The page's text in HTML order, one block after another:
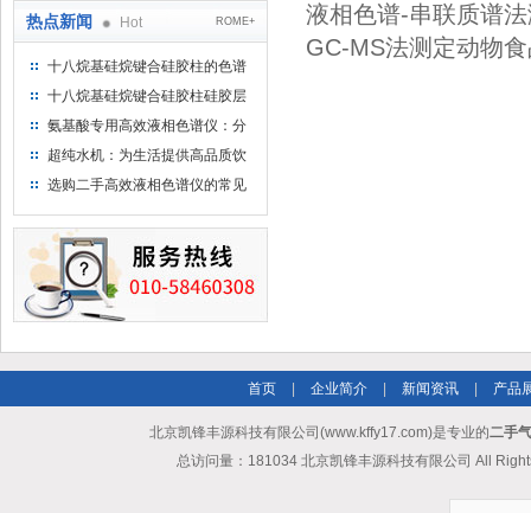
热点新闻 Hot ROME+
十八烷基硅烷键合硅胶柱的色谱
方法浅述
十八烷基硅烷键合硅胶柱硅胶层
析时如何装柱
氨基酸专用高效液相色谱仪：分
析氨基酸的仪器
超纯水机：为生活提供高品质饮
用水
选购二手高效液相色谱仪的常见
液相色谱-串联质谱
GC-MS法测定动物
首页 企业简介 新闻资讯 产品
北京凯锋丰源科技有限公司(www.kffy17.com)是专业的二手
总访问量：181034 北京凯锋丰源科技有限公司 All